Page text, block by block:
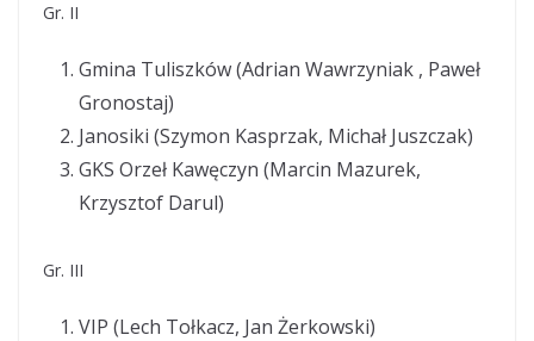
Gr. II
Gmina Tuliszków (Adrian Wawrzyniak , Paweł
Gronostaj)
Janosiki (Szymon Kasprzak, Michał Juszczak)
GKS Orzeł Kawęczyn (Marcin Mazurek,
Krzysztof Darul)
Gr. III
VIP (Lech Tołkacz, Jan Żerkowski)